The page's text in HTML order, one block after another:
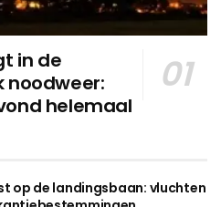
in de
noodweer:
helemaal
op de landingsbaan: vluchten